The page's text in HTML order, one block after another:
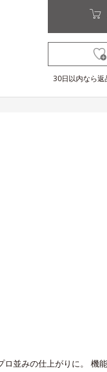
30日以内なら返
並みの仕上がりに。 機